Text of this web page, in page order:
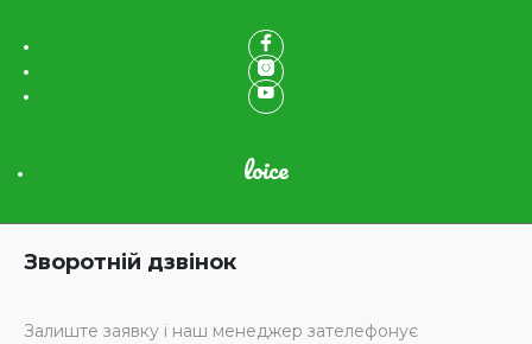
loice
Зворотній дзвінок
Залиште заявку і наш менеджер зателефонує